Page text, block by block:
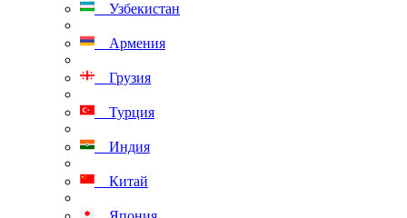
Узбекистан
Армения
Грузия
Турция
Индия
Китай